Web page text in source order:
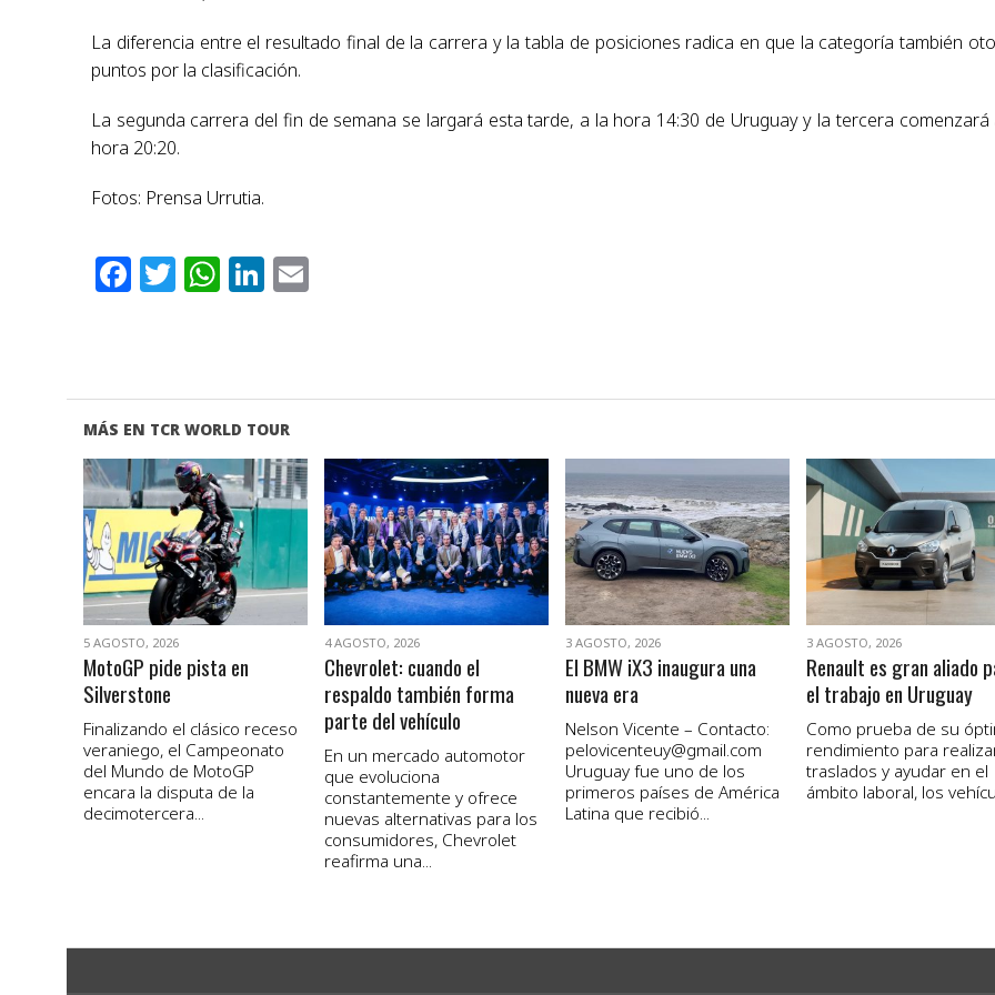
La diferencia entre el resultado final de la carrera y la tabla de posiciones radica en que la categoría también
puntos por la clasificación.
La segunda carrera del fin de semana se largará esta tarde, a la hora 14:30 de Uruguay y la tercera comenzará
hora 20:20.
Fotos: Prensa Urrutia.
Facebook
Twitter
WhatsApp
LinkedIn
MÁS EN TCR WORLD TOUR
VER NOTA
5 AGOSTO, 2026
MotoGP pide pista en
Silverstone
Finalizando el clásico receso
veraniego, el Campeonato
del Mundo de MotoGP
encara la disputa de la
decimotercera...
VER NOTA
4 AGOSTO, 2026
Chevrolet: cuando el
respaldo también forma
parte del vehículo
En un mercado automotor
que evoluciona
constantemente y ofrece
nuevas alternativas para los
consumidores, Chevrolet
reafirma una...
VER NOTA
3 AGOSTO, 2026
El BMW iX3 inaugura una
nueva era
Nelson Vicente – Contacto:
pelovicenteuy@gmail.com
Uruguay fue uno de los
primeros países de América
Latina que recibió...
VER NOTA
3 AGOSTO, 2026
Renault es gran aliado
el trabajo en Uruguay
Como prueba de su
rendimiento para
traslados y ayudar en el
ámbito laboral, los